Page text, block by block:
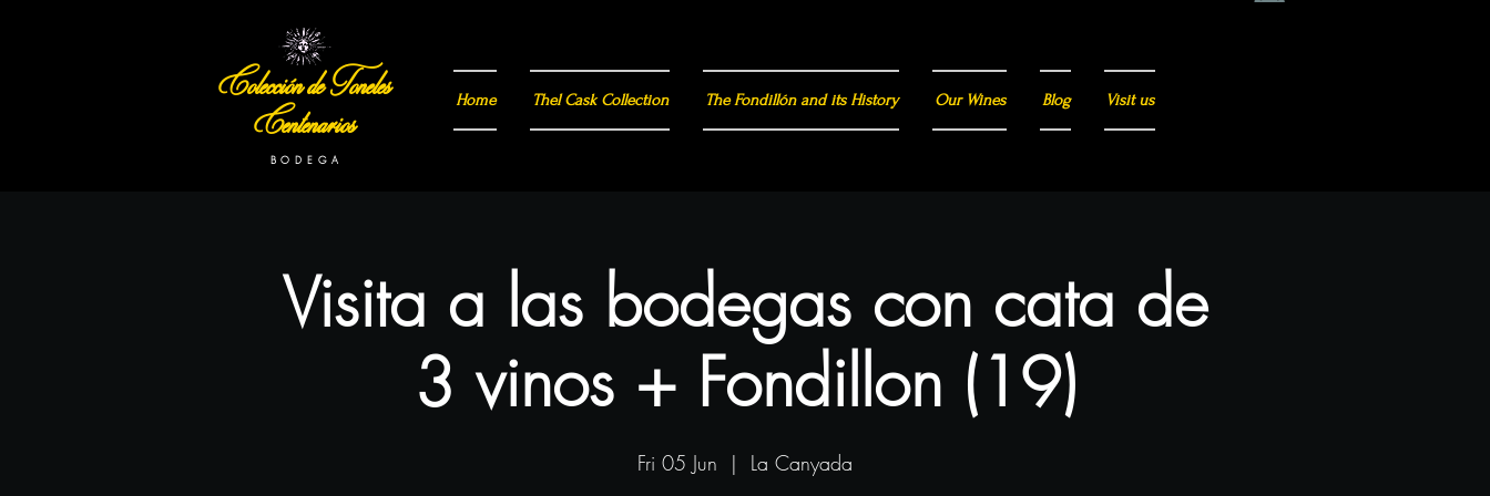
Visita a las bodegas con cata de
3 vinos + Fondillon (19)
Fri 05 Jun
  |
La Canyada
Colección de Toneles
Centenarios Home Thel Cask Collection The Fondillón and its History Our Wines Blog Visit us
B O D E G A